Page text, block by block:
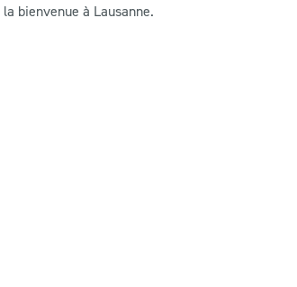
bienvenue à Lausanne.